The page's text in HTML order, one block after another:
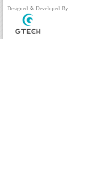
Designed & Developed By